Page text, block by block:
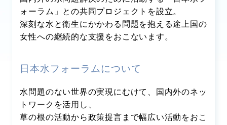
ォーラム」との共同プロジェクトを設立。
深刻な水と衛生にかかわる問題を抱える途上国の
女性への継続的な支援をおこないます。
日本水フォーラムについて
水問題のない世界の実現にむけて、国内外のネッ
トワークを活用し、
草の根の活動から政策提言まで幅広い活動をおこ